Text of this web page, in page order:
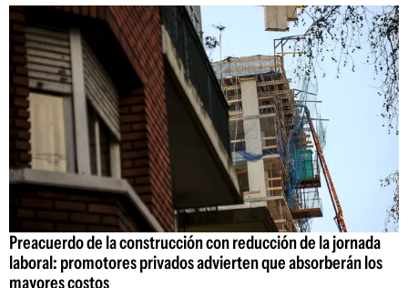
Preacuerdo de la construcción con reducción de la jornada
laboral: promotores privados advierten que absorberán los
mayores costos